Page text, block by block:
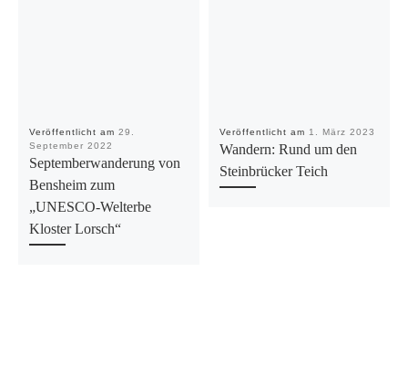
Veröffentlicht am 29.
September 2022
Septemberwanderung von
Bensheim zum
„UNESCO-Welterbe
Kloster Lorsch“
Veröffentlicht am 1. März 2023
Wandern: Rund um den
Steinbrücker Teich